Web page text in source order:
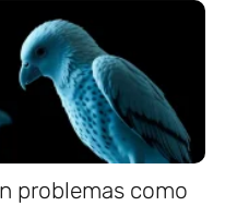
problemas como